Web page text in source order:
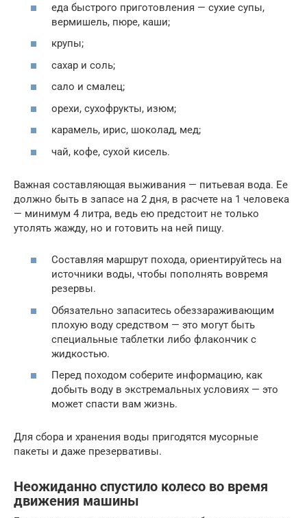
еда быстрого приготовления — сухие супы,
вермишель, пюре, каши;
крупы;
сахар и соль;
сало и смалец;
орехи, сухофрукты, изюм;
карамель, ирис, шоколад, мед;
чай, кофе, сухой кисель.
Важная составляющая выживания — питьевая вода. Ее
должно быть в запасе на 2 дня, в расчете на 1 человека
— минимум 4 литра, ведь ею предстоит не только
утолять жажду, но и готовить на ней пищу.
Составляя маршрут похода, ориентируйтесь на
источники воды, чтобы пополнять вовремя
резервы.
Обязательно запаситесь обеззараживающим
плохую воду средством — это могут быть
специальные таблетки либо флакончик с
жидкостью.
Перед походом соберите информацию, как
добыть воду в экстремальных условиях — это
может спасти вам жизнь.
Для сбора и хранения воды пригодятся мусорные
пакеты и даже презервативы.
Неожиданно спустило колесо во время
движения машины